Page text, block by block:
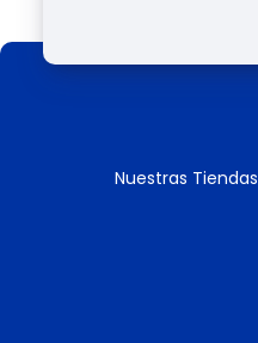
Nuestras Tiendas